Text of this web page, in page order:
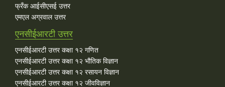
फ्रँक आईसीएसई उत्तर
एमएल अग्रवाल उत्तर
एनसीईआरटी उत्तर
एनसीईआरटी उत्तर कक्षा १२ गणित
एनसीईआरटी उत्तर कक्षा १२ भौतिक विज्ञान
एनसीईआरटी उत्तर कक्षा १२ रसायन विज्ञान
एनसीईआरटी उत्तर कक्षा १२ जीवविज्ञान